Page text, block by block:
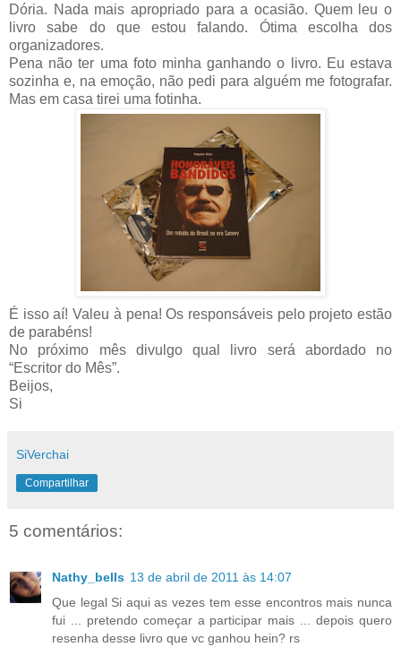
Dória. Nada mais apropriado para a ocasião. Quem leu o
livro sabe do que estou falando. Ótima escolha dos
organizadores.
Pena não ter uma foto minha ganhando o livro. Eu estava
sozinha e, na emoção, não pedi para alguém me fotografar.
Mas em casa tirei uma fotinha.
É isso aí! Valeu à pena! Os responsáveis pelo projeto estão
de parabéns!
No próximo mês divulgo qual livro será abordado no
“Escritor do Mês”.
Beijos,
Si
SiVerchai
Compartilhar
5 comentários:
Nathy_bells 13 de abril de 2011 às 14:07
Que legal Si aqui as vezes tem esse encontros mais nunca
fui ... pretendo começar a participar mais ... depois quero
resenha desse livro que vc ganhou hein? rs